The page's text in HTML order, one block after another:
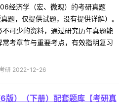
经济学（宏、微观）的考研真题
题，仅提供试题，没有提供详解）。
可少的资料，通过研究历年真题能
考章节与重要考点，有效指明复习
研 2022-12-26
版）（下册）配套题库【考研真